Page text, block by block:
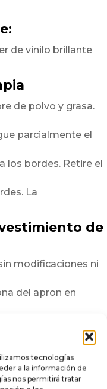
tecnologías
a la información de
nos permitirá tratar
de vinilo brillante
de polvo y grasa.
parcialmente el
los bordes. Retire el
La
de
modificaciones ni
del apron en
series.
de tono
Para una